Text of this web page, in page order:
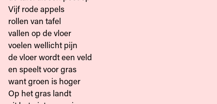
Vijf rode appels
rollen van tafel
vallen op de vloer
voelen wellicht pijn
de vloer wordt een veld
en speelt voor gras
want groen is hoger
Op het gras landt